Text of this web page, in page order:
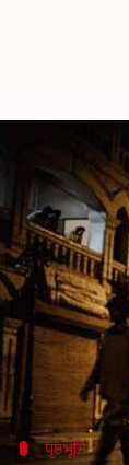
लेखन प्रमोद कुमार
क्या है खबर?
कोरोना
इसी कड़ी में
इस दौरान
पृष्ठभूमि